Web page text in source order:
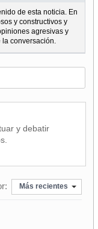
de esta noticia. En
y constructivos y
agresivas y
la conversación.
y debatir
Más recientes